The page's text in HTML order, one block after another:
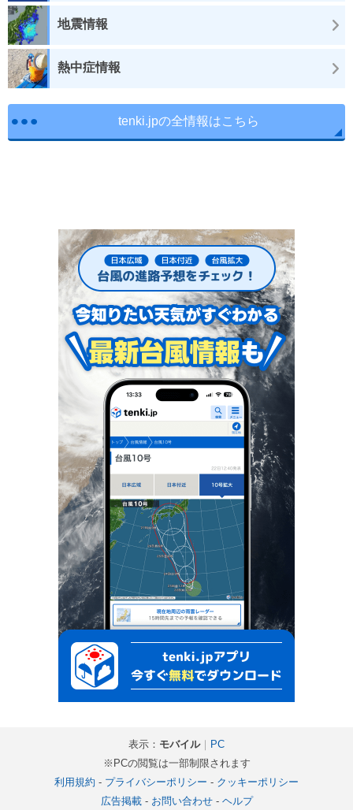
地震情報
熱中症情報
tenki.jpの全情報はこちら
表示： モバイル｜ PC
※PCの閲覧は一部制限されます
利用規約 - プライバシーポリシー - クッキーポリシー
広告掲載- お問い合わせ- ヘルプ